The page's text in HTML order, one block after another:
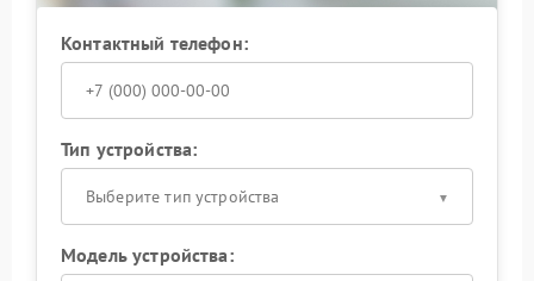
Контактный телефон:
Тип устройства:
Выберите тип устройства
Модель устройства: